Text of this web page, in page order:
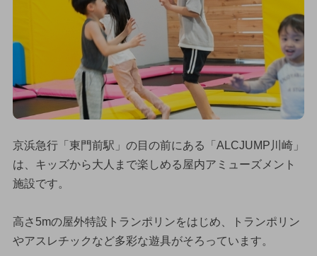
京浜急行「東門前駅」の目の前にある「ALCJUMP川崎」
は、キッズから大人まで楽しめる屋内アミューズメント
施設です。
高さ5mの屋外特設トランポリンをはじめ、トランポリン
やアスレチックなど多彩な遊具がそろっています。